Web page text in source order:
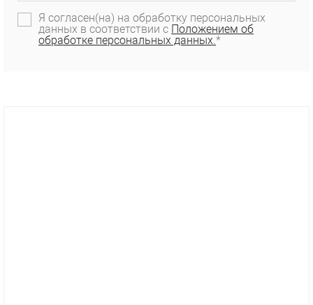
Я согласен(на) на обработку персональных
данных в соответствии с Положением об
обработке персональных данных.*